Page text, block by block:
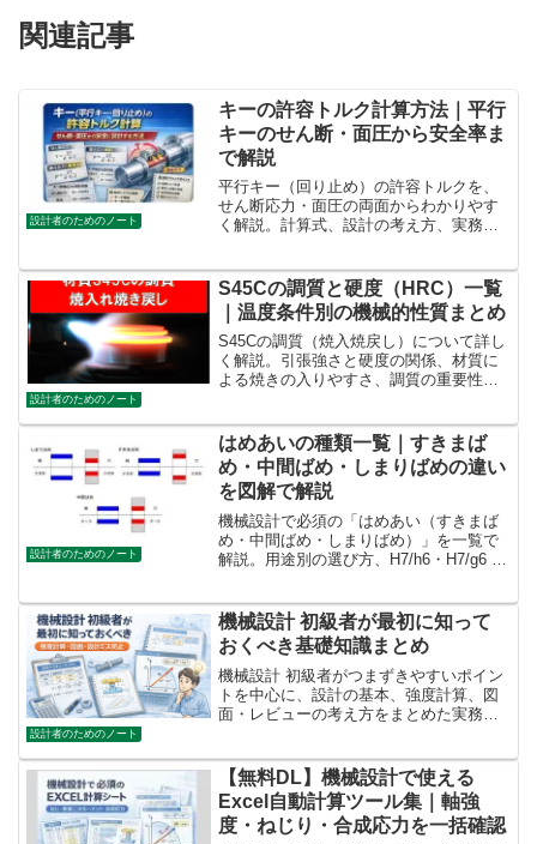
関連記事
設計者のためのノート
キーの許容トルク計算方法｜平行
キーのせん断・面圧から安全率ま
で解説
平行キー（回り止め）の許容トルクを、
せん断応力・面圧の両面からわかりやす
く解説。計算式、設計の考え方、実務で
設計者のためのノート
S45Cの調質と硬度（HRC）一覧
｜温度条件別の機械的性質まとめ
S45Cの調質（焼入焼戻し）について詳し
く解説。引張強さと硬度の関係、材質に
よる焼きの入りやすさ、調質の重要性、
設計者のためのノート
はめあいの種類一覧｜すきまば
め・中間ばめ・しまりばめの違い
を図解で解説
機械設計で必須の「はめあい（すきまば
め・中間ばめ・しまりばめ）」を一覧で
解説。用途別の選び方、H7/h6・H7/g6 な
設計者のためのノート
機械設計 初級者が最初に知って
おくべき基礎知識まとめ
機械設計 初級者がつまずきやすいポイン
トを中心に、設計の基本、強度計算、図
面・レビューの考え方をまとめた実務向
【無料DL】機械設計で使える
Excel自動計算ツール集｜軸強
度・ねじり・合成応力を一括確認